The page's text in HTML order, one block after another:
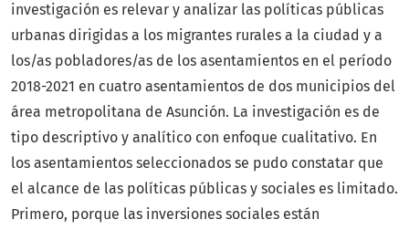
investigación es relevar y analizar las políticas públicas
urbanas dirigidas a los migrantes rurales a la ciudad y a
los/as pobladores/as de los asentamientos en el período
2018-2021 en cuatro asentamientos de dos municipios del
área metropolitana de Asunción. La investigación es de
tipo descriptivo y analítico con enfoque cualitativo. En
los asentamientos seleccionados se pudo constatar que
el alcance de las políticas públicas y sociales es limitado.
Primero, porque las inversiones sociales están